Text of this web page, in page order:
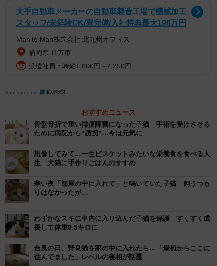
ら大丈夫、と思っていても、毎日服用するものなので、蓋
のないかごやボックスに入れてキッチンの片隅に置いてあ
2/3
大手自動車メーカーの自動車製造工場で機械加工
スタッフ/未経験OK/寮完備/入社特典最大190万円
Man to Man株式会社 北九州オフィス
福岡県 直方市
派遣社員：時給1,800円～2,250円
Sponsored by
おすすめニュース
骨盤骨折で重い排便障害になった子猫 手術を受けさせる
ために病院から“誘拐”…今は元気に
想像してみて…一生ビスケットみたいな栄養食を食べる人
生 犬猫に手作りごはんのすすめ
寒い夜「部屋の中に入れて」と鳴いていた子猫 飼うつも
りはなかったが…
わずかなスキに車内に入り込んだ子猫を保護 すくすく成
長して体重9.5キロに
台風の日、野良猫を家の中に入れたら…「最初からここに
住んでました」レベルの寝相が話題